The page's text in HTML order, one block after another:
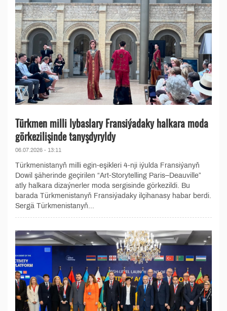
Türkmen milli lybaslary Fransiýadaky halkara moda
görkezilişinde tanyşdyryldy
06.07.2026 - 13:11
Türkmenistanyň milli egin-eşikleri 4-nji iýulda Fransiýanyň
Dowil şäherinde geçirilen “Art-Storytelling Paris–Deauville”
atly halkara dizaýnerler moda sergisinde görkezildi. Bu
barada Türkmenistanyň Fransiýadaky ilçihanasy habar berdi.
Sergä Türkmenistanyň...